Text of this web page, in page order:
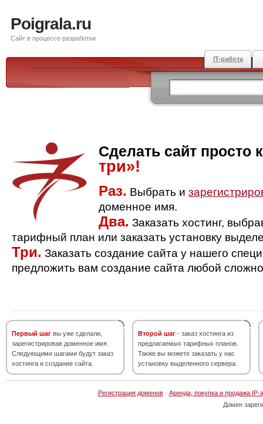
Poigrala.ru
Сайт в процессе разработки
IT-работа
Сделать сайт просто
три»!
Раз. Выбрать и
доменное имя.
Два. Заказать хостинг,
тарифный план или заказать установку
Три. Заказать создание сайта у нашего
предложить вам создание сайта любой
Первый шаг вы уже сделали,
зарегистрировав доменное имя.
Следующими шагами будут заказ
хостинга и создание сайта.
Второй шаг - заказ хостинга из
предлагаемых тарифных планов.
Также вы можете заказать у нас
установку выделенного сервера.
Регистрация доменов· Аренда, покупка и продажа IP-
Домен